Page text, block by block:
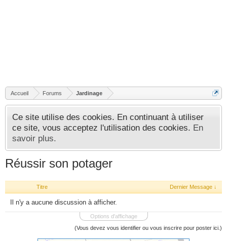
Accueil Forums Jardinage
Ce site utilise des cookies. En continuant à utiliser
ce site, vous acceptez l'utilisation des cookies. En
savoir plus.
Réussir son potager
Titre Dernier Message ↓
Il n'y a aucune discussion à afficher.
Options d'affichage
(Vous devez vous identifier ou vous inscrire pour poster ici.)